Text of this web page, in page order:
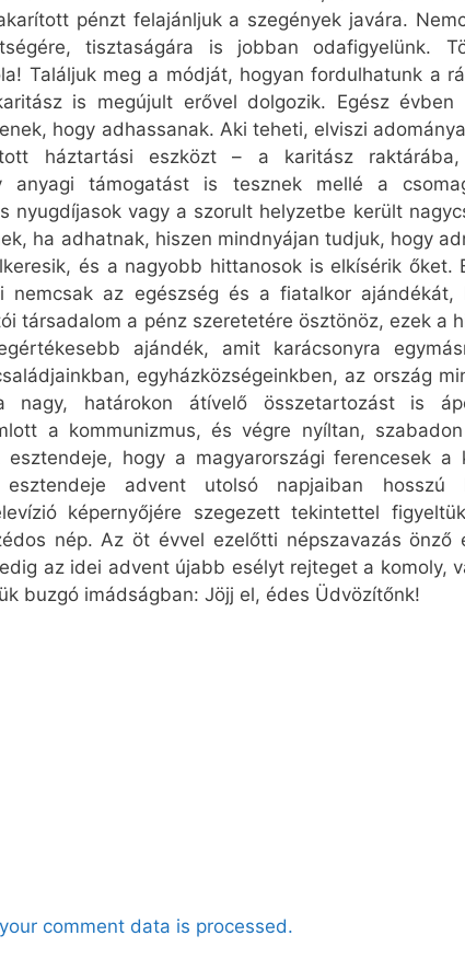
pénzt felajánljuk a szegények javára.
tisztaságára is jobban odafigyelünk.
Találjuk meg a módját, hogyan fordulhatunk a
is megújult erővel dolgozik. Egész évben
hogy adhassanak. Aki teheti, elviszi
háztartási eszközt – a karitász
anyagi támogatást is tesznek mellé a
nyugdíjasok vagy a szorult helyzetbe került
ha adhatnak, hiszen mindnyájan tudjuk, hogy
és a nagyobb hittanosok is elkísérik őket.
nemcsak az egészség és a fiatalkor
társadalom a pénz szeretetére ösztönöz, ezek a
ajándék, amit karácsonyra
egyházközségeinkben, az ország
határokon átívelő összetartozást is
a kommunizmus, és végre nyíltan,
hogy a magyarországi ferencesek a
advent utolsó napjaiban hosszú
képernyőjére szegezett tekintettel
nép. Az öt évvel ezelőtti népszavazás önző
az idei advent újabb esélyt rejteget a komoly,
buzgó imádságban: Jöjj el, édes Üdvözítőnk!
comment data is processed.